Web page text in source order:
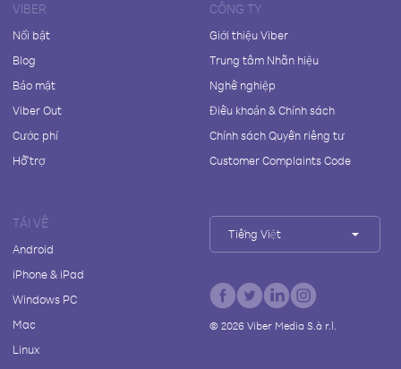
VIBER
Nổi bật
Blog
Bảo mật
Viber Out
Cước phí
Hỗ trợ
CÔNG TY
Giới thiệu Viber
Trung tâm Nhãn hiệu
Nghề nghiệp
Điều khoản & Chính sách
Chính sách Quyền riêng tư
Customer Complaints Code
TẢI VỀ
Android
iPhone & iPad
Windows PC
Mac
Linux
Tiếng Việt
© 2026Viber Media S.à r.l.